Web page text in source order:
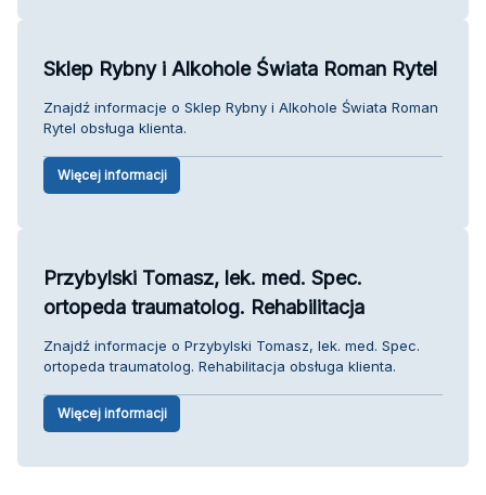
Sklep Rybny i Alkohole Świata Roman Rytel
Znajdź informacje o Sklep Rybny i Alkohole Świata Roman
Rytel obsługa klienta.
Więcej informacji
Przybylski Tomasz, lek. med. Spec.
ortopeda traumatolog. Rehabilitacja
Znajdź informacje o Przybylski Tomasz, lek. med. Spec.
ortopeda traumatolog. Rehabilitacja obsługa klienta.
Więcej informacji